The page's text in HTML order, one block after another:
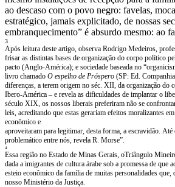
ao descaso com o povo negro: favelas,
estratégico, jamais explicitado, de nossas
embranquecimento” é absurdo mesmo: ao
3
Após leitura deste artigo, observa Rodrigo Medeiros,
frisar as distintas bases de organização do corpo político
pacto (Anglo-América); e sociedade baseada no
livro chamado O espelho de Próspero (SP: Ed.
diferenças, a terem origem no séc. XII, da organização
Ibero-América – e revela as dificuldades de implantar o
século XIX, os nossos liberais preferiram não se
leis, acreditando que estas gerariam efeitos moralizantes
econômico e
aproveitaram para legitimar, desta forma, a escravidão. Até
problemático entre nós, revela R. Morse”.
4
Essa região no Estado de Minas Gerais, oTriângulo
dada a imigrantes de cultura árabe sob a promessa de que
esteio econômico da família de muitas personalidades
nosso Ministério da Justiça.